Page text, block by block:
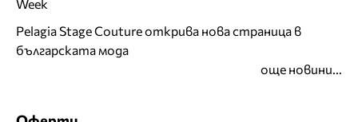
Week
Pelagia Stage Couture открива нова страница в
българската мода
още новини...